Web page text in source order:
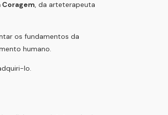
Coragem, da arteterapeuta
os fundamentos da
humano.
lo.